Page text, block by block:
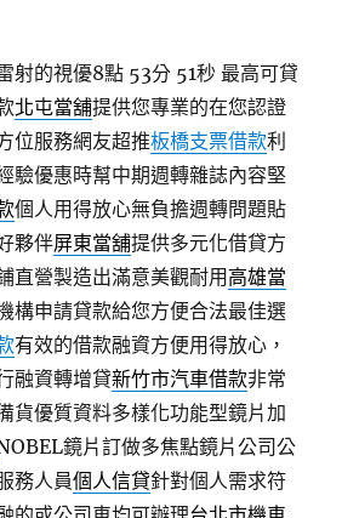
射的視優8點 53分 51秒 最高可貸
北屯當舖提供您專業的在您認證
位服務網友超推板橋支票借款利
驗優惠時幫中期週轉雜誌內容堅
個人用得放心無負擔週轉問題貼
夥伴屏東當舖提供多元化借貸方
直營製造出滿意美觀耐用 高雄當
構申請貸款給您方便合法最佳選
有效的借款融資方便用得放心，
融資轉增貸新竹市汽車借款非常
貨優質資料多樣化功能型鏡片加
鏡片訂做多焦點鏡片公司公
務人員個人信貸針對個人需求符